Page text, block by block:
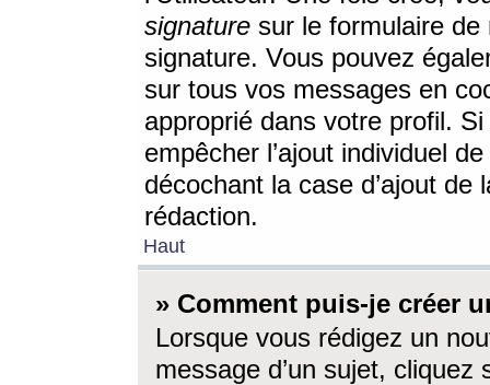
signature sur le formulaire de
signature. Vous pouvez
sur tous vos messages en
approprié dans votre profil.
empêcher l’ajout individuel
décochant la case d’ajout
rédaction.
Haut
» Comment puis-je créer
Lorsque vous rédigez un
message d’un sujet, cliquez